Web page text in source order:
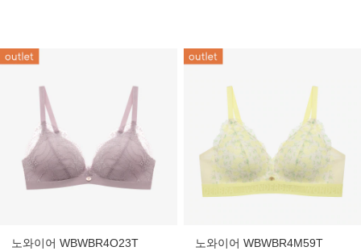
노와이어 WBWBR4O23T 노와이어 WBWBR4M59T